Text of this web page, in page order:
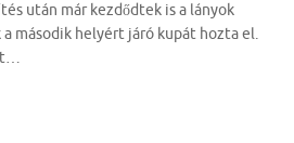
után már kezdődtek is a lányok
második helyért járó kupát hozta el.